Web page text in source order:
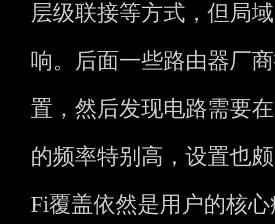
层级联接等方式，但局
响。后面一些路由器厂
置，然后发现电路需要
的频率特别高，设置也
Fi覆盖依然是用户的核